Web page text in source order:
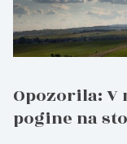
Opozorila:
pogine na